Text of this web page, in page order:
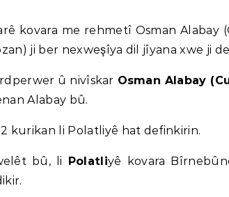
kovara me rehmetî Osman Alabay
ji ber nexweşîya dil jîyana xwe ji
û nivîskar Osman Alabay
Alabay bû.
kurikan li Polatliyê hat definkirin.
bû, li Polatliyê kovara